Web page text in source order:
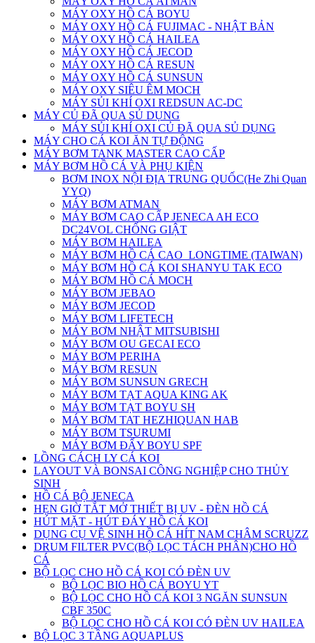
MÁY OXY HỒ CÁ BOYU
MÁY OXY HỒ CÁ FUJIMAC - NHẬT BẢN
MÁY OXY HỒ CÁ HAILEA
MÁY OXY HỒ CÁ JECOD
MÁY OXY HỒ CÁ RESUN
MÁY OXY HỒ CÁ SUNSUN
MÁY OXY SIÊU ÊM MOCH
MÁY SỦI KHÍ OXI REDSUN AC-DC
MÁY CỦ ĐÃ QUA SỦ DỤNG
MÁY SỦI KHÍ OXI CỦ ĐÃ QUA SỦ DỤNG
MÁY CHO CÁ KOI ĂN TỰ ĐỘNG
MÁY BƠM TANK MASTER CAO CẤP
MÁY BƠM HỒ CÁ VÀ PHỤ KIỆN
BƠM INOX NỘI ĐỊA TRUNG QUỐC(He Zhi Quan
YYQ)
MÁY BƠM ATMAN
MÁY BƠM CAO CẤP JENECA AH ECO
DC24VOL CHỐNG GIẬT
MÁY BƠM HAILEA
MÁY BƠM HỒ CÁ CAO_LONGTIME (TAIWAN)
MÁY BƠM HỒ CÁ KOI SHANYU TAK ECO
MÁY BƠM HỒ CÁ MOCH
MÁY BƠM JEBAO
MÁY BƠM JECOD
MÁY BƠM LIFETECH
MÁY BƠM NHẬT MITSUBISHI
MÁY BƠM OU GECAI ECO
MÁY BƠM PERIHA
MÁY BƠM RESUN
MÁY BƠM SUNSUN GRECH
MÁY BƠM TẠT AQUA KING AK
MÁY BƠM TẠT BOYU SH
MÁY BƠM TAT HEZHIQUAN HAB
MÁY BƠM TSURUMI
MÁY BƠM ĐẨY BOYU SPF
LỒNG CÁCH LY CÁ KOI
LAYOUT VÀ BONSAI CÔNG NGHIỆP CHO THỦY
SINH
HỒ CÁ BỘ JENECA
HẸN GIỜ TẮT MỞ THIẾT BỊ UV - ĐÈN HỒ CÁ
HÚT MẶT - HÚT ĐÁY HỒ CÁ KOI
DỤNG CỤ VỆ SINH HỒ CÁ HÍT NAM CHÂM SCRUZZ
DRUM FILTER PVC(BỘ LỌC TÁCH PHÂN)CHO HỒ
CÁ
BỘ LỌC CHO HỒ CÁ KOI CÓ ĐÈN UV
BỘ LỌC BIO HỒ CÁ BOYU YT
BỘ LỌC CHO HỒ CÁ KOI 3 NGĂN SUNSUN
CBF 350C
BỘ LỌC CHO HỒ CÁ KOI CÓ ĐÈN UV HAILEA
BỘ LỌC 3 TẦNG AQUAPLUS